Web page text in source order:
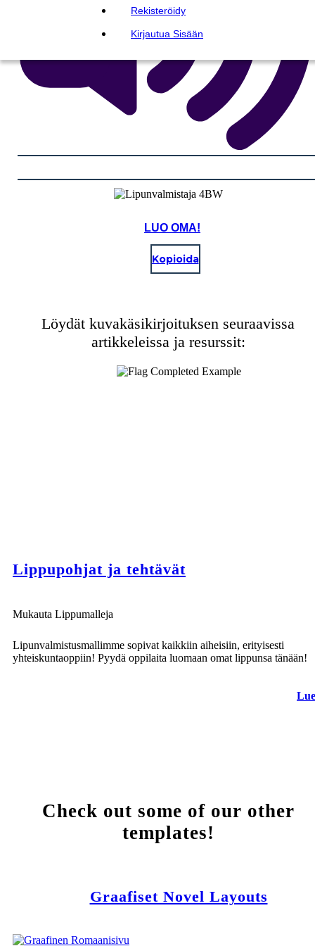
Rekisteröidy
Kirjautua Sisään
LUO OMA!
Kopioida
Löydät kuvakäsikirjoituksen seuraavissa
artikkeleissa ja resurssit:
Lippupohjat ja tehtävät
Mukauta Lippumalleja
Lipunvalmistusmallimme sopivat kaikkiin aiheisiin, erityisesti
yhteiskuntaoppiin! Pyydä oppilaita luomaan omat lippunsa tänään!
Check out some of our other
templates!
Graafiset Novel Layouts